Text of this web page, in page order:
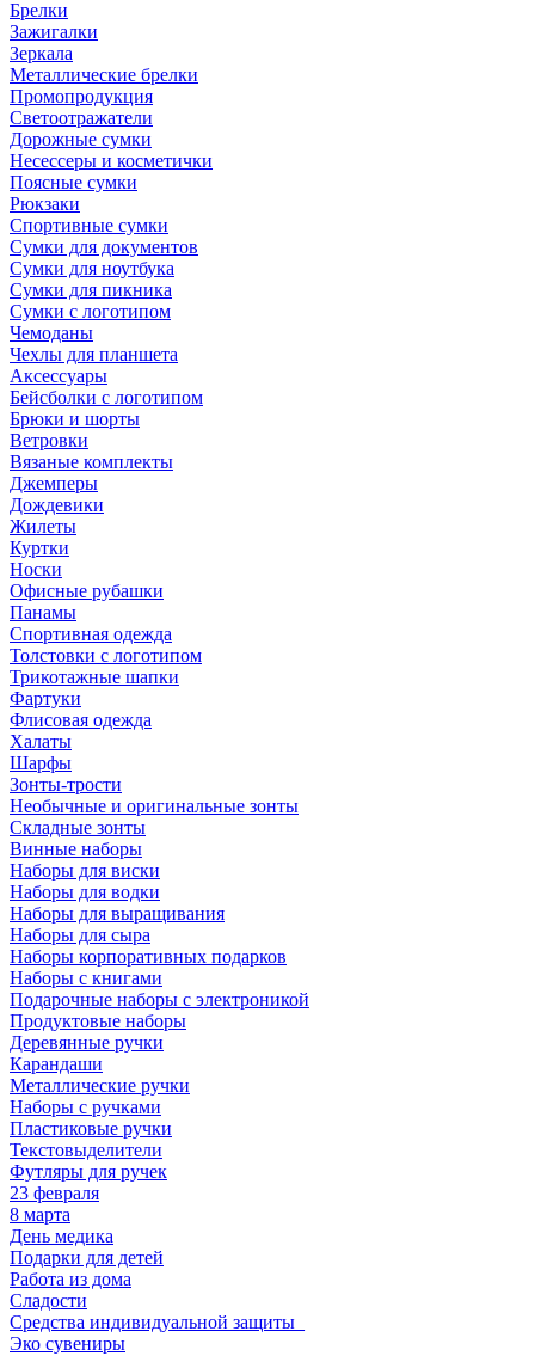
Брелки
Зажигалки
Зеркала
Металлические брелки
Промопродукция
Светоотражатели
Дорожные сумки
Несессеры и косметички
Поясные сумки
Рюкзаки
Спортивные сумки
Сумки для документов
Сумки для ноутбука
Сумки для пикника
Сумки с логотипом
Чемоданы
Чехлы для планшета
Аксессуары
Бейсболки с логотипом
Брюки и шорты
Ветровки
Вязаные комплекты
Джемперы
Дождевики
Жилеты
Куртки
Носки
Офисные рубашки
Панамы
Спортивная одежда
Толстовки с логотипом
Трикотажные шапки
Фартуки
Флисовая одежда
Халаты
Шарфы
Зонты-трости
Необычные и оригинальные зонты
Складные зонты
Винные наборы
Наборы для виски
Наборы для водки
Наборы для выращивания
Наборы для сыра
Наборы корпоративных подарков
Наборы с книгами
Подарочные наборы с электроникой
Продуктовые наборы
Деревянные ручки
Карандаши
Металлические ручки
Наборы с ручками
Пластиковые ручки
Текстовыделители
Футляры для ручек
23 февраля
8 марта
День медика
Подарки для детей
Работа из дома
Сладости
Средства индивидуальной защиты_
Эко сувениры